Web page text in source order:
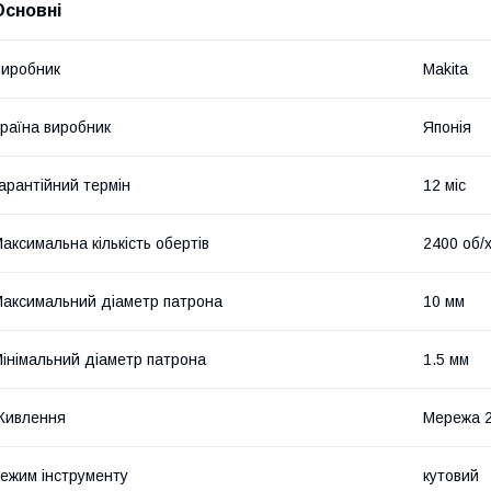
Makita
виробник Японія
термін 12 міс
кількість обертів 2400 об/
діаметр патрона 10 мм
діаметр патрона 1.5 мм
Мережа
інструменту кутовий